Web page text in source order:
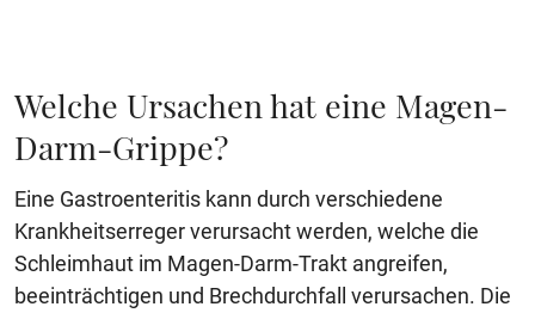
Welche Ursachen hat eine Magen-
Darm-Grippe?
Eine Gastroenteritis kann durch verschiedene
Krankheitserreger verursacht werden, welche die
Schleimhaut im Magen-Darm-Trakt angreifen,
beeinträchtigen und Brechdurchfall verursachen. Die